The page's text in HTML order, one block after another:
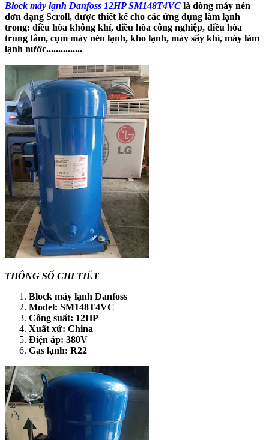
Block máy lạnh Danfoss 12HP SM148T4VC là dòng máy nén
đơn dạng Scroll, được thiết kế cho các ứng dụng làm lạnh
trong: điều hòa không khí, điều hòa công nghiệp, điều hòa
trung tâm, cụm máy nén lạnh, kho lạnh, máy sấy khí, máy làm
lạnh nước...............
THÔNG SỐ CHI TIẾT
Block máy lạnh Danfoss
Model: SM148T4VC
Công suất: 12HP
Xuất xứ: China
Điện áp: 380V
Gas lạnh: R22